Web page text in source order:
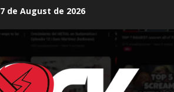
7 de August de 2026